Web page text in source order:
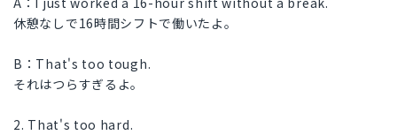
休憩なしで16時間シフトで働いたよ。
B：That's too tough.
それはつらすぎるよ。
2. That's too hard.